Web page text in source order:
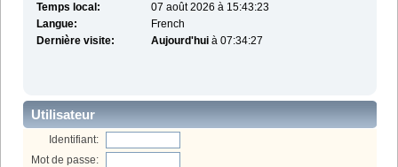
Temps local:
07 août 2026 à 15:43:23
Langue:
French
Dernière visite:
Aujourd'huià 07:34:27
Utilisateur
Identifiant:
Mot de passe: